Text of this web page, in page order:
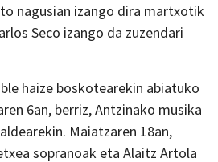
nagusian izango dira martxotik
Seco izango da zuzendari
haize boskotearekin abiatuko
6an, berriz, Antzinako musika
Maiatzaren 18an,
sopranoak eta Alaitz Artola